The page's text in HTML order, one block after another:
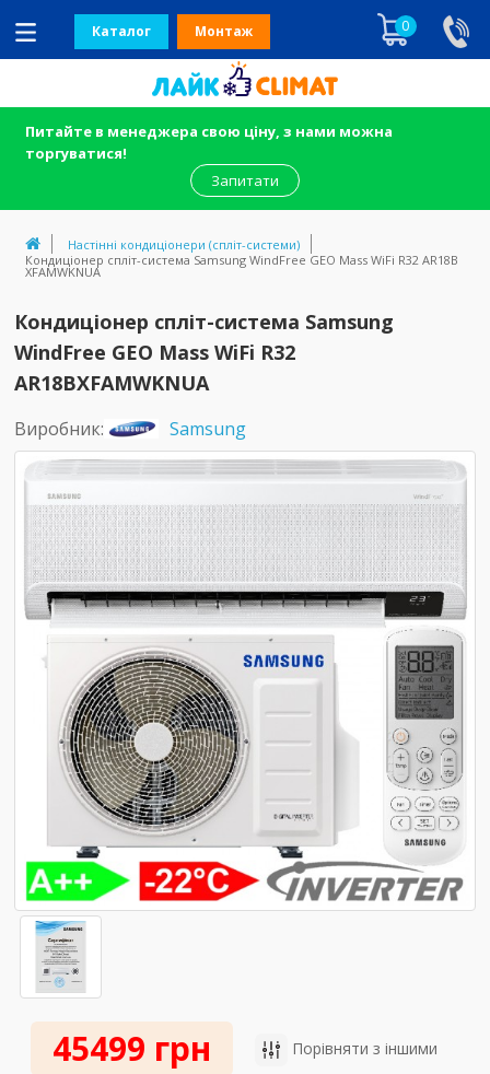
Каталог Монтаж 0
Питайте в менеджера свою ціну, з нами можна
торгуватися!
Запитати
Настінні кондиціонери (спліт-системи)
Кондиціонер спліт-система Samsung WindFree GEO Mass WiFi R32 AR18B
XFAMWKNUA
Кондиціонер спліт-система Samsung
WindFree GEO Mass WiFi R32
AR18BXFAMWKNUA
Виробник: Samsung
45499 грн Порівняти з іншими